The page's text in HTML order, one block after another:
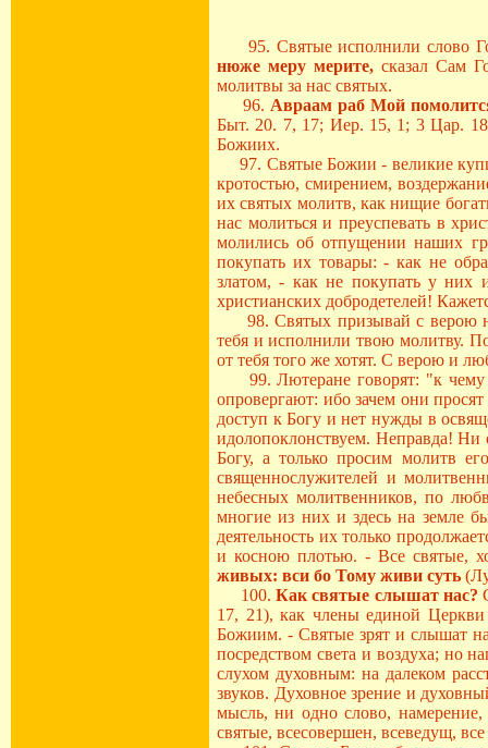
95. Святые исполнили слово
нюже меру мерите, сказал Сам
молитвы за нас святых.
96. Авраам раб Мой
Быт. 20. 7, 17; Иер. 15, 1; 3 Цар.
Божиих.
97. Святые Божии - великие
кротостью, смирением,
их святых молитв, как нищие
нас молиться и преуспевать в
молились об отпущении наших
покупать их товары: - как не
златом, - как не покупать у них
христианских добродетелей!
98. Святых призывай с верою
тебя и исполнили твою молитву.
от тебя того же хотят. С верою и
99. Лютеране говорят: "к чему
опровергают: ибо зачем они
доступ к Богу и нет нужды в
идолопоклонствуем. Неправда! Ни
Богу, а только просим молитв
священнослужителей и
небесных молитвенников, по
многие из них и здесь на земле
деятельность их только
и косною плотью. - Все святые,
живых: вси бо Тому живи суть
100.Как святые слышат нас?
17, 21), как члены единой
Божиим. - Святые зрят и слышат
посредством света и воздуха; но
слухом духовным: на далеком
звуков. Духовное зрение и
мысль, ни одно слово,
святые, всесовершен, всеведущ,